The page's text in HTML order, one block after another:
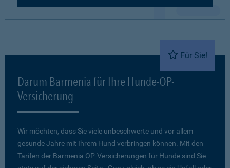
Für Sie!
Darum Barmenia für Ihre Hunde-OP-
Versicherung
Wir möchten, dass Sie viele unbeschwerte und vor allem
gesunde Jahre mit Ihrem Hund verbringen können. Mit den
Tarifen der Barmenia OP-Versicherungen für Hunde sind Sie